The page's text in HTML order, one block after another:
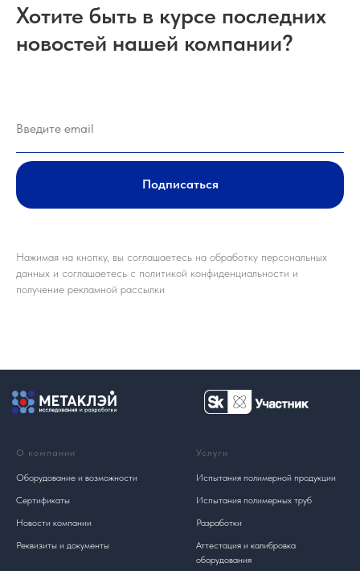
Хотите быть в курсе последних
новостей нашей компании?
Подписаться
Нажимая на кнопку, вы соглашаетесь на обработку персональных
данных и соглашаетесь c политикой конфиденциальности и
получение рекламной рассылки
О компании
Оборудование и возможности
Сертификаты
Новости компании
Реквизиты и документы
Услуги
Испытания полимерной продукции
Испытания полимерных труб
Разработки
Аттестация и калибровка
оборудования